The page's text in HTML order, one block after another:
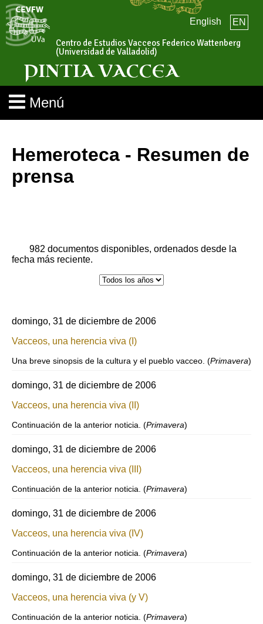
English EN
Centro de Estudios Vacceos Federico Wattenberg
(Universidad de Valladolid)
PINTIA VACCEA
Menú
Hemeroteca - Resumen de
prensa
982 documentos disponibles, ordenados desde la
fecha más reciente.
domingo, 31 de diciembre de 2006
Vacceos, una herencia viva (I)
Una breve sinopsis de la cultura y el pueblo vacceo. (Primavera)
domingo, 31 de diciembre de 2006
Vacceos, una herencia viva (II)
Continuación de la anterior noticia. (Primavera)
domingo, 31 de diciembre de 2006
Vacceos, una herencia viva (III)
Continuación de la anterior noticia. (Primavera)
domingo, 31 de diciembre de 2006
Vacceos, una herencia viva (IV)
Continuación de la anterior noticia. (Primavera)
domingo, 31 de diciembre de 2006
Vacceos, una herencia viva (y V)
Continuación de la anterior noticia. (Primavera)